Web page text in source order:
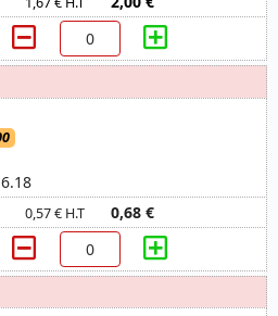
0,57 € H.T 0,68 €